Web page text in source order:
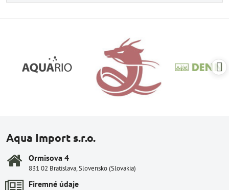
Aqua Import s.r.o.
Ormisova 4
831 02 Bratislava, Slovensko (Slovakia)
Firemné údaje